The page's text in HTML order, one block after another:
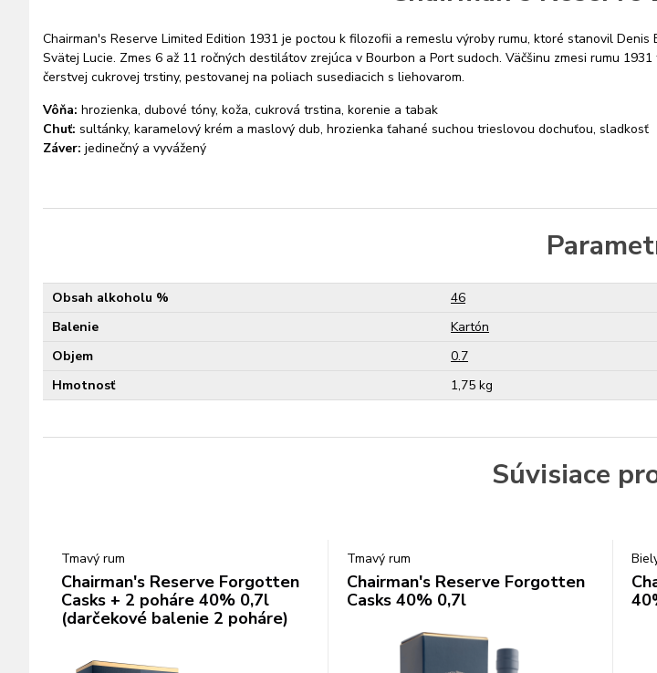
Chairman's Reserve Limited Edition 1931 je poctou k filozofii a remeslu výroby rumu, ktoré stanovil
Svätej Lucie. Zmes 6 až 11 ročných destilátov zrejúca v Bourbon a Port sudoch. Väčšinu zmesi rumu
čerstvej cukrovej trstiny, pestovanej na poliach susediacich s liehovarom.
Vôňa: hrozienka, dubové tóny, koža, cukrová trstina, korenie a tabak
Chuť: sultánky, karamelový krém a maslový dub, hrozienka ťahané suchou trieslovou dochuťou, sladkosť
Záver: jedinečný a vyvážený
Obsah alkoholu %
46
Balenie
Kartón
Objem
0.7
Hmotnosť
1,75 kg
Súvisiace
Tmavý rum
Chairman's Reserve Forgotten
Casks + 2 poháre 40% 0,7l
(darčekové balenie 2 poháre)
Tmavý rum
Chairman's Reserve Forgotten
Casks 40% 0,7l